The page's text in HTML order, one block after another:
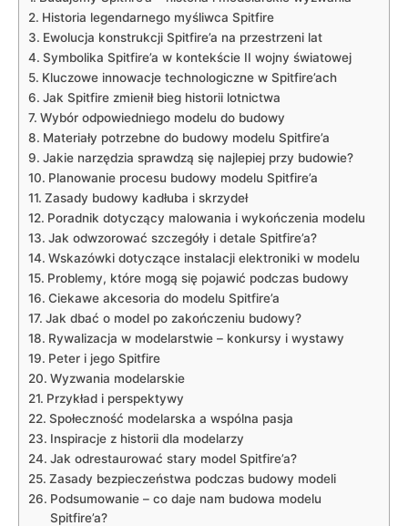
Historia legendarnego myśliwca Spitfire
Ewolucja konstrukcji Spitfire’a na przestrzeni lat
Symbolika Spitfire’a w kontekście II wojny światowej
Kluczowe innowacje technologiczne w Spitfire’ach
Jak Spitfire zmienił bieg historii lotnictwa
Wybór odpowiedniego modelu do budowy
Materiały potrzebne do budowy modelu Spitfire’a
Jakie narzędzia sprawdzą się najlepiej przy budowie?
Planowanie procesu budowy modelu Spitfire’a
Zasady budowy kadłuba i skrzydeł
Poradnik dotyczący malowania i wykończenia modelu
Jak odwzorować szczegóły i detale Spitfire’a?
Wskazówki dotyczące instalacji elektroniki w modelu
Problemy, które mogą się pojawić podczas budowy
Ciekawe akcesoria do modelu Spitfire’a
Jak dbać o model po zakończeniu budowy?
Rywalizacja w modelarstwie – konkursy i wystawy
Peter i jego Spitfire
Wyzwania modelarskie
Przykład i perspektywy
Społeczność modelarska a wspólna pasja
Inspiracje z historii dla modelarzy
Jak odrestaurować stary model Spitfire’a?
Zasady bezpieczeństwa podczas budowy modeli
Podsumowanie – co daje nam budowa modelu
Spitfire’a?